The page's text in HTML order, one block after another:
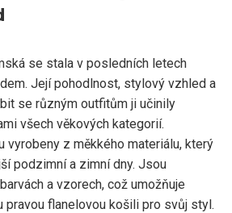
se stala v posledních letech
Její pohodlnost, stylový vzhled a
se různým outfitům ji učinily
všech věkových kategorií.
vyrobeny z měkkého materiálu, který
podzimní a zimní dny. Jsou
a vzorech, což umožňuje
pravou flanelovou košili pro svůj styl.